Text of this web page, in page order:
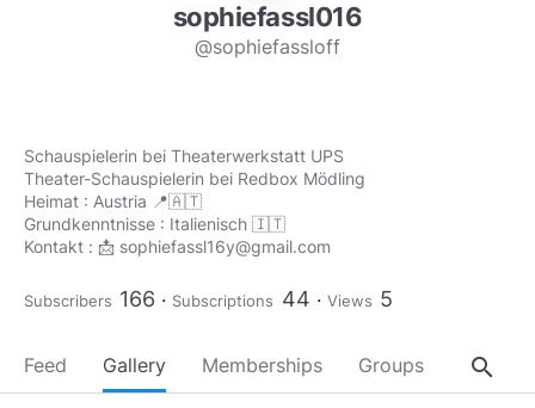
sophiefassl016
@sophiefassloff
Schauspielerin bei Theaterwerkstatt UPS
Theater-Schauspielerin bei Redbox Mödling
Heimat : Austria 📍🇦🇹
Grundkenntnisse : Italienisch 🇮🇹
Kontakt : 📩 sophiefassl16y@gmail.com
Subscribers 166 Subscriptions 44 Views 5
Feed Gallery Memberships Groups About
search